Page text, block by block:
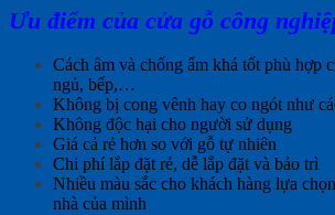
Ưu điểm của cửa gỗ công
Cách âm và chống ẩm khá tốt phù hợp
ngủ, bếp,…
Không bị cong vênh hay co ngót như
Không độc hại cho người sử dụng
Giá cả rẻ hơn so với gỗ tự nhiên
Chi phí lắp đặt rẻ, dễ lắp đặt và bảo trì
Nhiều màu sắc cho khách hàng lựa
nhà của mình